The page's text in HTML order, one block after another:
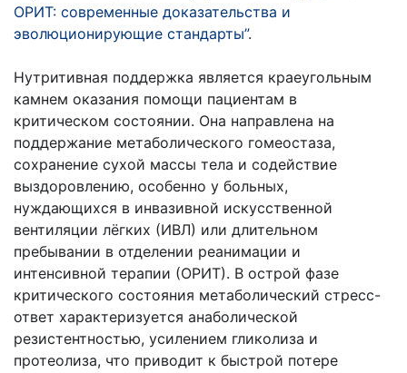
ОРИТ: современные доказательства и
эволюционирующие стандарты”.
Нутритивная поддержка является краеугольным
камнем оказания помощи пациентам в
критическом состоянии. Она направлена на
поддержание метаболического гомеостаза,
сохранение сухой массы тела и содействие
выздоровлению, особенно у больных,
нуждающихся в инвазивной искусственной
вентиляции лёгких (ИВЛ) или длительном
пребывании в отделении реанимации и
интенсивной терапии (ОРИТ). В острой фазе
критического состояния метаболический стресс-
ответ характеризуется анаболической
резистентностью, усилением гликолиза и
протеолиза, что приводит к быстрой потере